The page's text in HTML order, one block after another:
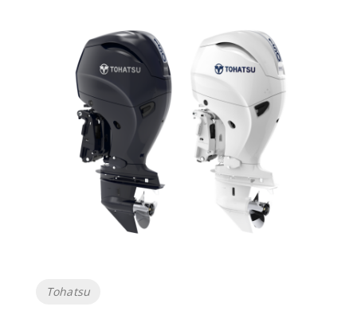
Etiketter
Tohatsu